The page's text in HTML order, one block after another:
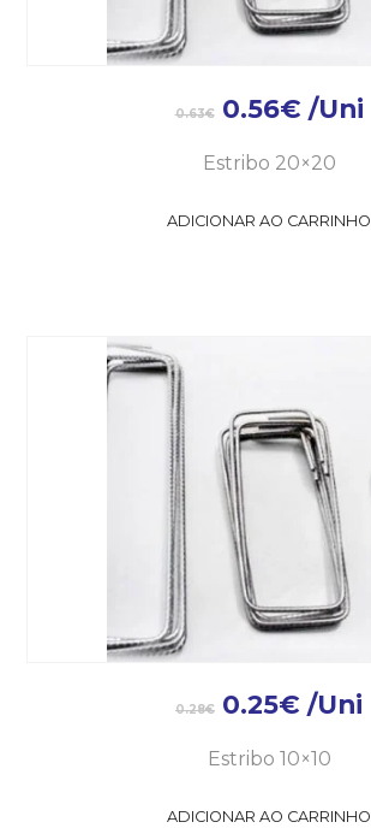
0.63€ 0.56€ /Uni
Estribo 20×20
ADICIONAR AO CARRINHO
0.28€ 0.25€ /Uni
Estribo 10×10
ADICIONAR AO CARRINHO